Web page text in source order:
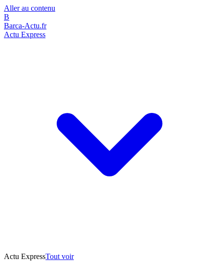
Aller au contenu
B
Barca-Actu.fr
Actu Express
Actu ExpressTout voir